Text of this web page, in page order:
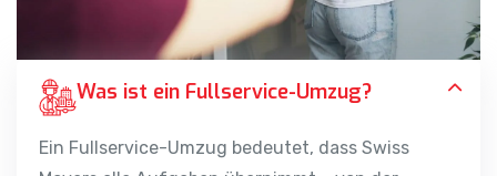
Was ist ein Fullservice-Umzug?
Ein Fullservice-Umzug bedeutet, dass Swiss